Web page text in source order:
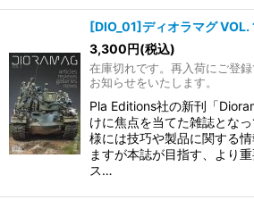
[DIO_01]ディオラマグ VOL.
3,300円(税込)
在庫切れです。再入荷にご登
お知らせをいたします。
Pla Editions社の新刊「
けに焦点を当てた雑誌とな
様には技巧や製品に関する
ますが本誌が目指す、より
ス…